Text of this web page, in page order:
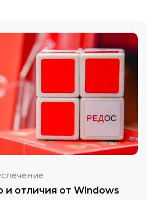
и отличия от Windows